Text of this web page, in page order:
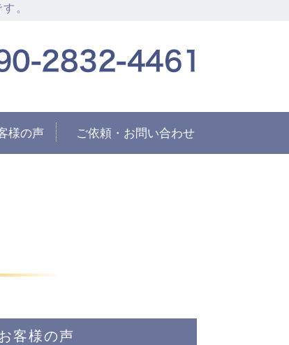
。
様の声 ご依頼・お問い合わせ
客様の声